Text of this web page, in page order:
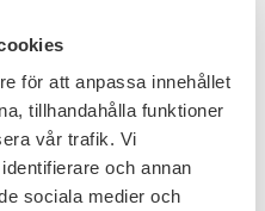
för att anpassa innehållet
tillhandahålla funktioner
vår trafik. Vi
och annan
sociala medier och
du din lön
maxar du din lön! Tips inför,
SULF:s ombudsmän
delar med sig av sina
13.00, zoomRegistrera dig